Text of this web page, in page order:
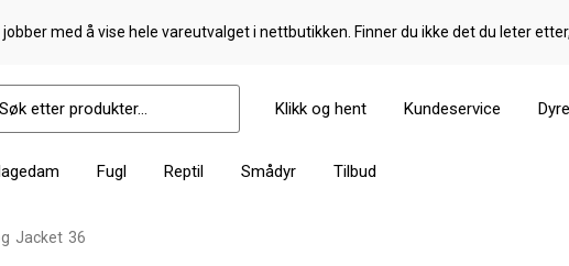
jobber med å vise hele vareutvalget i nettbutikken. Finner du ikke det du leter
Klikk og hent Kundeservice
Fugl Reptil Smådyr Tilbud
Jacket 36